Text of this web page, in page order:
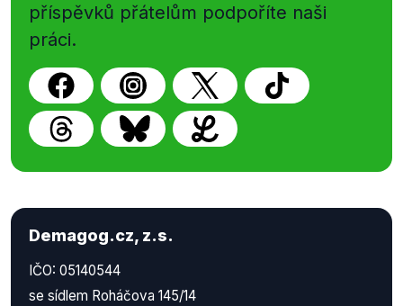
příspěvků přátelům podpoříte naši
práci.
Demagog.cz, z.s.
IČO: 05140544
se sídlem Roháčova 145/14